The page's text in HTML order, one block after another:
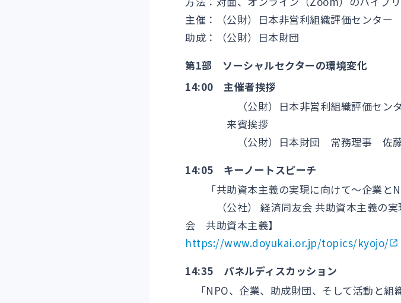
主催：（公財）日本非営利組織評価センター
助成：（公財）日本財団
第1部 ソーシャルセクターの環境変化
14:00 主催者挨拶
（公財）日本非営利組織評価セン
来賓挨拶
（公財）日本財団 常務理事 佐藤
14:05 キーノートスピーチ
「共助資本主義の実現に向けて～企業と
（公社） 経済同友会 共助資本主義の実
会 共助資本主義】
https://www.doyukai.or.jp/topics/kyojo/
14:35 パネルディスカッション
「NPO、企業、助成財団、そして活動と組